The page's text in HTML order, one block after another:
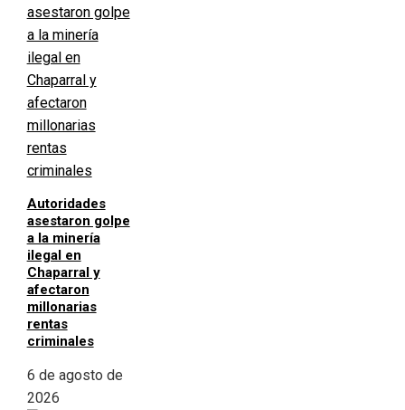
Autoridades
asestaron golpe
a la minería
ilegal en
Chaparral y
afectaron
millonarias
rentas
criminales
6 de agosto de
2026